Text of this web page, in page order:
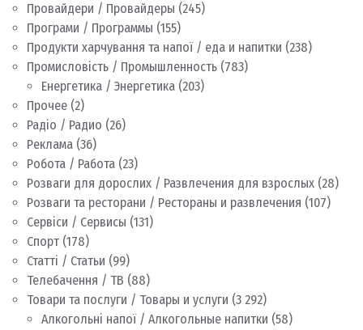
Провайдери / Провайдеры (245)
Програми / Программы (155)
Продукти харчування та напої / еда и напитки (238)
Промисловість / Промышленность (783)
Енергетика / Энергетика (203)
Прочее (2)
Радіо / Радио (26)
Реклама (36)
Робота / Работа (23)
Розваги для дорослих / Развлечения для взрослых (28)
Розваги та ресторани / Рестораны и развлечения (107)
Сервіси / Сервисы (131)
Спорт (178)
Статті / Статьи (99)
Телебачення / ТВ (88)
Товари та послуги / Товары и услуги (3 292)
Алкогольні напої / Алкогольные напитки (58)